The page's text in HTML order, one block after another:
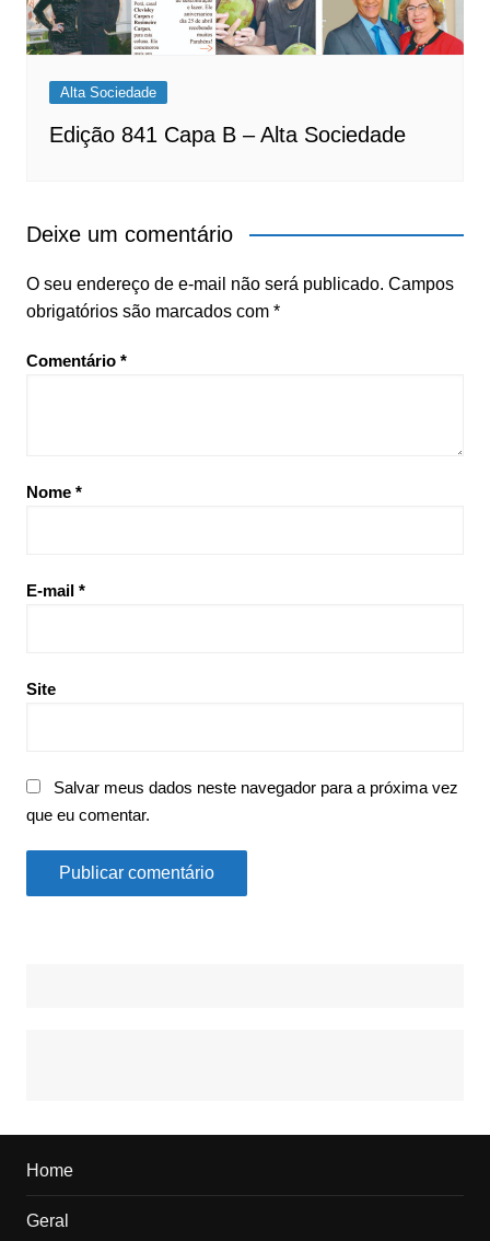
Alta Sociedade
Edição 841 Capa B – Alta Sociedade
Deixe um comentário
O seu endereço de e-mail não será publicado. Campos
obrigatórios são marcados com *
Comentário *
Nome *
E-mail *
Site
Salvar meus dados neste navegador para a próxima vez
que eu comentar.
Home
Geral